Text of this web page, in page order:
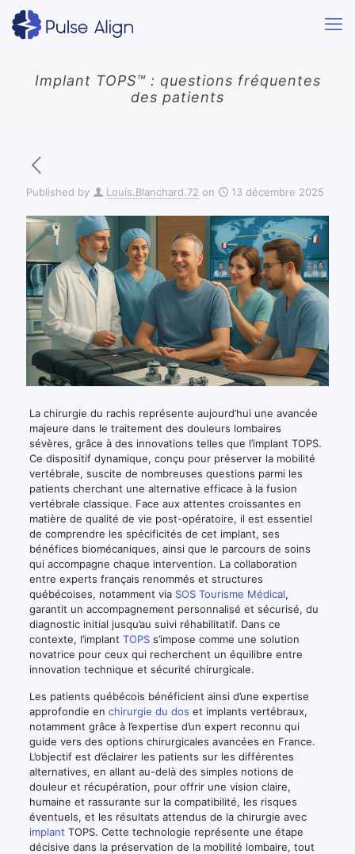
Implant TOPS™ : questions fréquentes
des patients
Published by Louis.Blanchard.72 on 13 décembre 2025
La chirurgie du rachis représente aujourd’hui une avancée
majeure dans le traitement des douleurs lombaires
sévères, grâce à des innovations telles que l’implant TOPS.
Ce dispositif dynamique, conçu pour préserver la mobilité
vertébrale, suscite de nombreuses questions parmi les
patients cherchant une alternative efficace à la fusion
vertébrale classique. Face aux attentes croissantes en
matière de qualité de vie post-opératoire, il est essentiel
de comprendre les spécificités de cet implant, ses
bénéfices biomécaniques, ainsi que le parcours de soins
qui accompagne chaque intervention. La collaboration
entre experts français renommés et structures
québécoises, notamment via SOS Tourisme Médical,
garantit un accompagnement personnalisé et sécurisé, du
diagnostic initial jusqu’au suivi réhabilitatif. Dans ce
contexte, l’implant TOPSs’impose comme une solution
novatrice pour ceux qui recherchent un équilibre entre
innovation technique et sécurité chirurgicale.
Les patients québécois bénéficient ainsi d’une expertise
approfondie en chirurgie du dos et implants vertébraux,
notamment grâce à l’expertise d’un expert reconnu qui
guide vers des options chirurgicales avancées en France.
L’objectif est d’éclairer les patients sur les différentes
alternatives, en allant au-delà des simples notions de
douleur et récupération, pour offrir une vision claire,
humaine et rassurante sur la compatibilité, les risques
éventuels, et les résultats attendus de la chirurgie avec
implant TOPS. Cette technologie représente une étape
décisive dans la préservation de la mobilité lombaire, tout